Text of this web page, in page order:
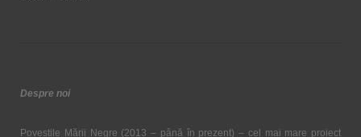
Despre noi
Poveștile Mării Negre (2013 – până în prezent) – cel mai mare proiect